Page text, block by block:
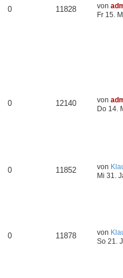
0 11828 von
Fr 15.
0 12140 von
Do 14.
0 11852 von
Mi 31.
0 11878 von
So 21.